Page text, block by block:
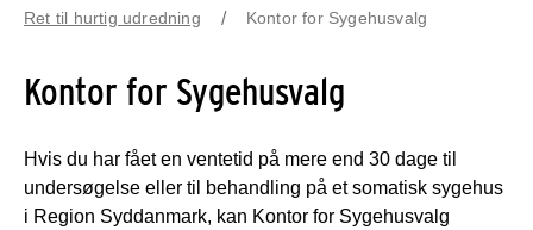
Ret til hurtig udredning
Kontor for Sygehusvalg
Kontor for Sygehusvalg
Hvis du har fået en ventetid på mere end 30 dage til
undersøgelse eller til behandling på et somatisk sygehus
i Region Syddanmark, kan Kontor for Sygehusvalg